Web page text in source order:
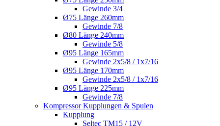
Gewinde 3/4
Ø75 Länge 260mm
Gewinde 7/8
Ø80 Länge 240mm
Gewinde 5/8
Ø95 Länge 165mm
Gewinde 2x5/8 / 1x7/16
Ø95 Länge 170mm
Gewinde 2x5/8 / 1x7/16
Ø95 Länge 225mm
Gewinde 7/8
Kompressor Kupplungen & Spulen
Kupplung
Seltec TM15 / 12V